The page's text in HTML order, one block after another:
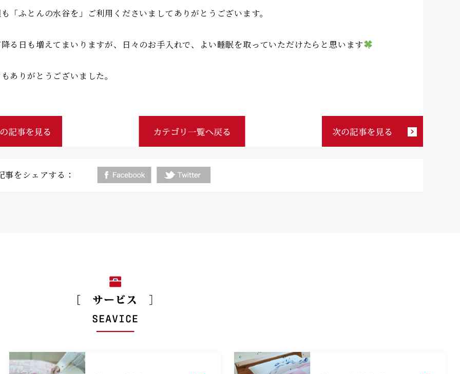
「ふとんの水谷を」ご利用くださいましてありがとうございます。
る日も増えてまいりますが、日々のお手入れで、よい睡眠を取っていただけたらと思います
ありがとうございました。
事をシェアする：